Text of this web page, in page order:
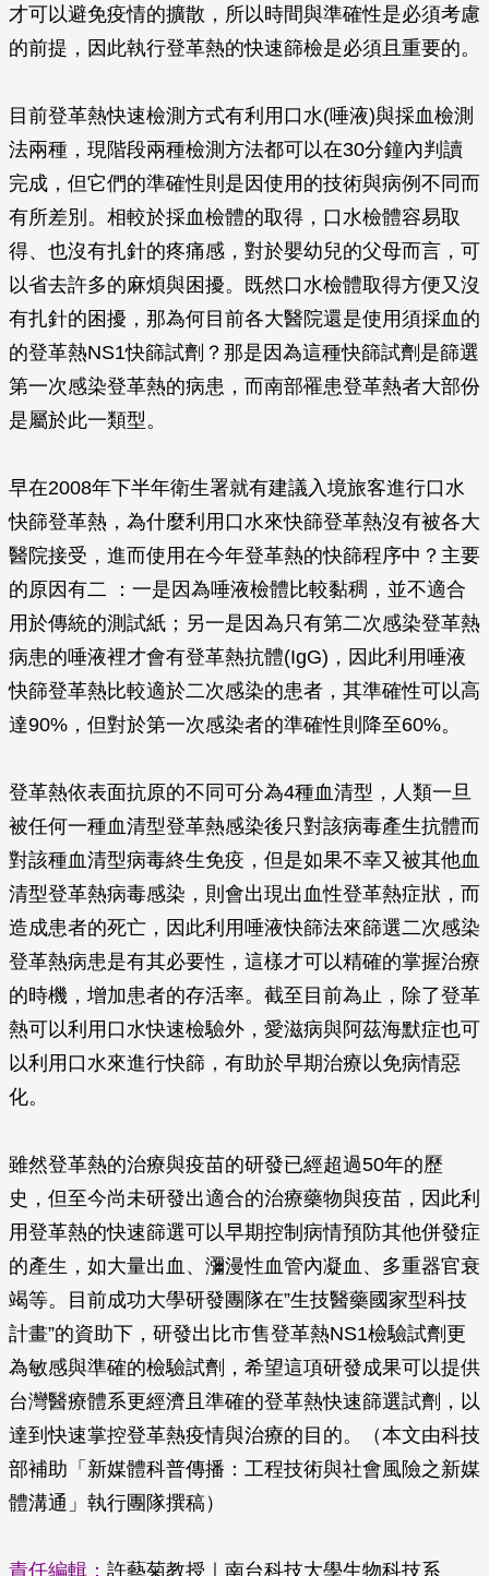
才可以避免疫情的擴散，所以時間與準確性是必須考慮
的前提，因此執行登革熱的快速篩檢是必須且重要的。
目前登革熱快速檢測方式有利用口水(唾液)與採血檢測
法兩種，現階段兩種檢測方法都可以在30分鐘內判讀
完成，但它們的準確性則是因使用的技術與病例不同而
有所差別。相較於採血檢體的取得，口水檢體容易取
得、也沒有扎針的疼痛感，對於嬰幼兒的父母而言，可
以省去許多的麻煩與困擾。既然口水檢體取得方便又沒
有扎針的困擾，那為何目前各大醫院還是使用須採血的
的登革熱NS1快篩試劑？那是因為這種快篩試劑是篩選
第一次感染登革熱的病患，而南部罹患登革熱者大部份
是屬於此一類型。
早在2008年下半年衛生署就有建議入境旅客進行口水
快篩登革熱，為什麼利用口水來快篩登革熱沒有被各大
醫院接受，進而使用在今年登革熱的快篩程序中？主要
的原因有二 ：一是因為唾液檢體比較黏稠，並不適合
用於傳統的測試紙；另一是因為只有第二次感染登革熱
病患的唾液裡才會有登革熱抗體(IgG)，因此利用唾液
快篩登革熱比較適於二次感染的患者，其準確性可以高
達90%，但對於第一次感染者的準確性則降至60%。
登革熱依表面抗原的不同可分為4種血清型，人類一旦
被任何一種血清型登革熱感染後只對該病毒產生抗體而
對該種血清型病毒終生免疫，但是如果不幸又被其他血
清型登革熱病毒感染，則會出現出血性登革熱症狀，而
造成患者的死亡，因此利用唾液快篩法來篩選二次感染
登革熱病患是有其必要性，這樣才可以精確的掌握治療
的時機，增加患者的存活率。截至目前為止，除了登革
熱可以利用口水快速檢驗外，愛滋病與阿茲海默症也可
以利用口水來進行快篩，有助於早期治療以免病情惡
化。
雖然登革熱的治療與疫苗的研發已經超過50年的歷
史，但至今尚未研發出適合的治療藥物與疫苗，因此利
用登革熱的快速篩選可以早期控制病情預防其他併發症
的產生，如大量出血、瀰漫性血管內凝血、多重器官衰
竭等。目前成功大學研發團隊在”生技醫藥國家型科技
計畫”的資助下，研發出比市售登革熱NS1檢驗試劑更
為敏感與準確的檢驗試劑，希望這項研發成果可以提供
台灣醫療體系更經濟且準確的登革熱快速篩選試劑，以
達到快速掌控登革熱疫情與治療的目的。（本文由科技
部補助「新媒體科普傳播：工程技術與社會風險之新媒
體溝通」執行團隊撰稿）
責任編輯： 許藝菊教授｜南台科技大學生物科技系